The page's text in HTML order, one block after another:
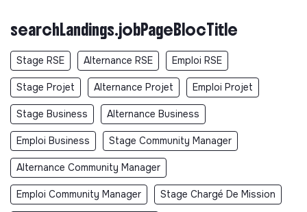
searchLandings.jobPageBlocTitle
Stage RSE Alternance RSE Emploi RSE
Stage Projet Alternance Projet Emploi Projet
Stage Business Alternance Business
Emploi Business Stage Community Manager
Alternance Community Manager
Emploi Community Manager Stage Chargé De Mission